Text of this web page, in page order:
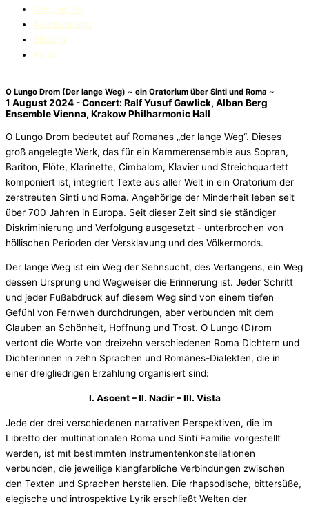
Geschichte
Anerkennung
Bildung
Kultur
O Lungo Drom (Der lange Weg) ~ ein Oratorium über Sinti und Roma ~
1 August 2024 - Concert: Ralf Yusuf Gawlick, Alban Berg
Ensemble Vienna, Krakow Philharmonic Hall
O Lungo Drom bedeutet auf Romanes „der lange Weg“. Dieses
groß angelegte Werk, das für ein Kammerensemble aus Sopran,
Bariton, Flöte, Klarinette, Cimbalom, Klavier und Streichquartett
komponiert ist, integriert Texte aus aller Welt in ein Oratorium der
zerstreuten Sinti und Roma. Angehörige der Minderheit leben seit
über 700 Jahren in Europa. Seit dieser Zeit sind sie ständiger
Diskriminierung und Verfolgung ausgesetzt - unterbrochen von
höllischen Perioden der Versklavung und des Völkermords.
Der lange Weg ist ein Weg der Sehnsucht, des Verlangens, ein Weg
dessen Ursprung und Wegweiser die Erinnerung ist. Jeder Schritt
und jeder Fußabdruck auf diesem Weg sind von einem tiefen
Gefühl von Fernweh durchdrungen, aber verbunden mit dem
Glauben an Schönheit, Hoffnung und Trost. O Lungo (D)rom
vertont die Worte von dreizehn verschiedenen Roma Dichtern und
Dichterinnen in zehn Sprachen und Romanes-Dialekten, die in
einer dreigliedrigen Erzählung organisiert sind:
I. Ascent – II. Nadir – III. Vista
Jede der drei verschiedenen narrativen Perspektiven, die im
Libretto der multinationalen Roma und Sinti Familie vorgestellt
werden, ist mit bestimmten Instrumentenkonstellationen
verbunden, die jeweilige klangfarbliche Verbindungen zwischen
den Texten und Sprachen herstellen. Die rhapsodische, bittersüße,
elegische und introspektive Lyrik erschließt Welten der